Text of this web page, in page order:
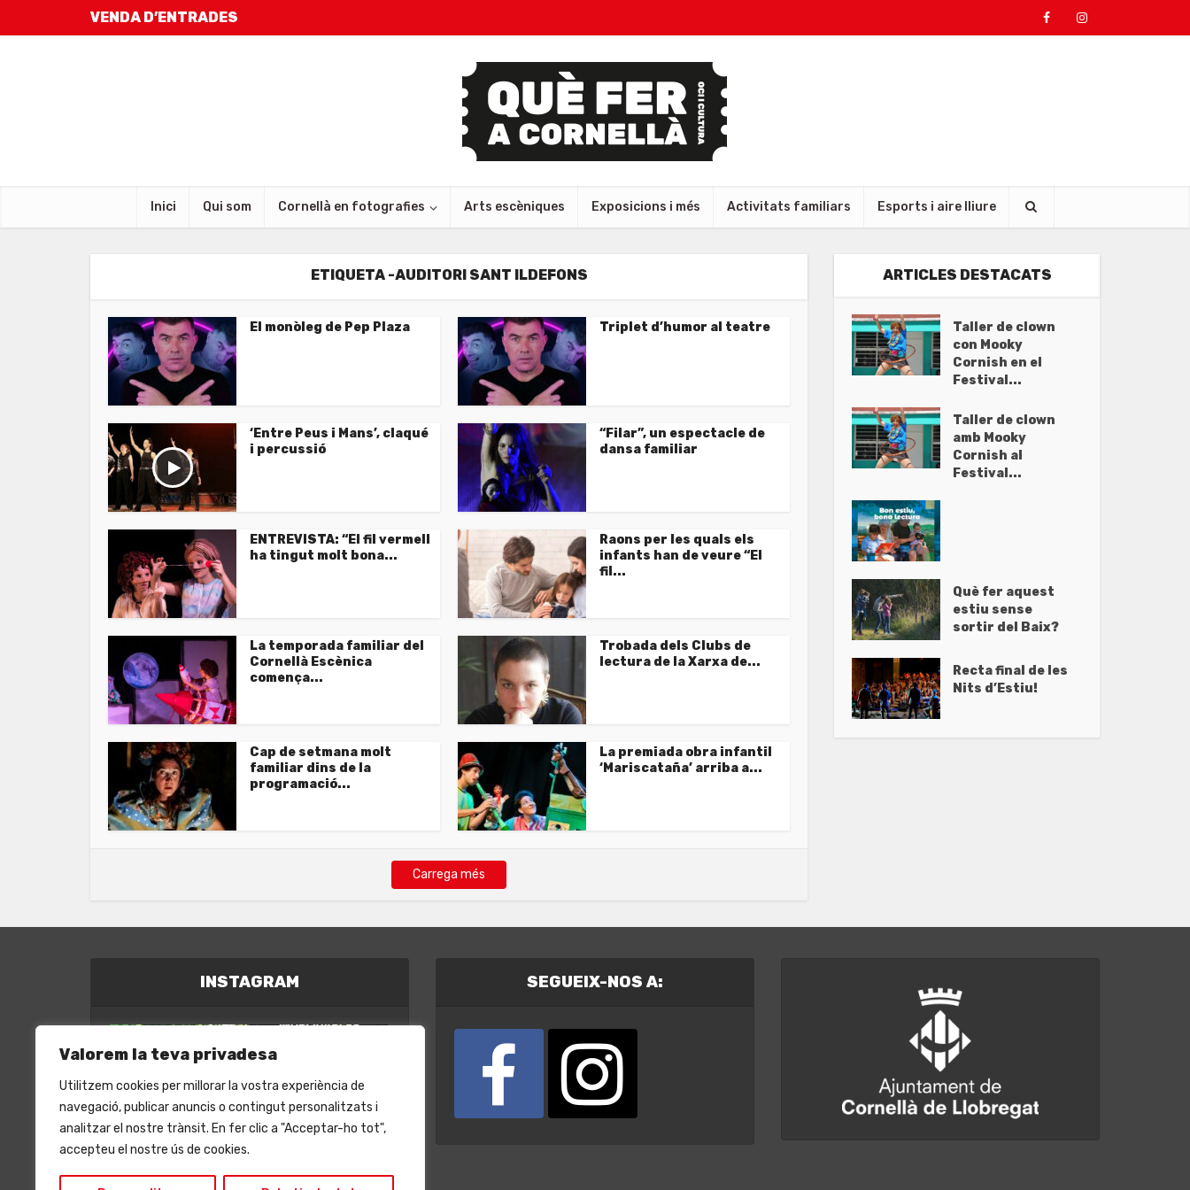
Valorem la teva privadesa
Utilitzem cookies per millorar la vostra experiència de
navegació, publicar anuncis o contingut personalitzats i
analitzar el nostre trànsit. En fer clic a "Acceptar-ho tot",
accepteu el nostre ús de cookies.
VENDA D’ENTRADES
Inici Qui som Cornellà en fotografies Arts escèniques Exposicions i més Activitats familiars Esports i aire lliure
ETIQUETA -AUDITORI SANT ILDEFONS
El monòleg de Pep Plaza Triplet d’humor al teatre
‘Entre Peus i Mans’, claqué
i percussió
“Filar”, un espectacle de
dansa familiar
ENTREVISTA: “El fil vermell
ha tingut molt bona...
Raons per les quals els
infants han de veure “El
fil...
La temporada familiar del
Cornellà Escènica
comença...
Trobada dels Clubs de
lectura de la Xarxa de...
Cap de setmana molt
familiar dins de la
programació...
La premiada obra infantil
‘Mariscataña’ arriba a...
Carrega més
ARTICLES DESTACATS
Taller de clown
con Mooky
Cornish en el
Festival...
Taller de clown
amb Mooky
Cornish al
Festival...
Què fer aquest
estiu sense
sortir del Baix?
Recta final de les
Nits d’Estiu!
INSTAGRAM SEGUEIX-NOS A: